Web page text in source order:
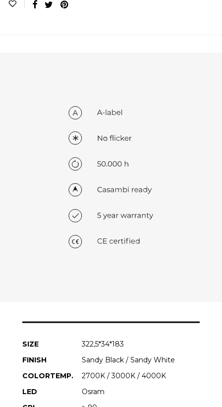
SIZE
322,5*34*183
FINISH
Sandy Black / Sandy White
COLORTEMP.
2700K / 3000K / 4000K
LED
Osram